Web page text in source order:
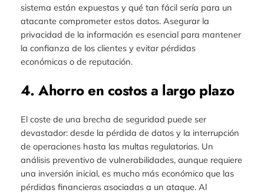
sistema están expuestas y qué tan fácil sería para un
atacante comprometer estos datos. Asegurar la
privacidad de la información es esencial para mantener
la confianza de los clientes y evitar pérdidas
económicas o de reputación.
4. Ahorro en costos a largo plazo
El coste de una brecha de seguridad puede ser
devastador: desde la pérdida de datos y la interrupción
de operaciones hasta las multas regulatorias. Un
análisis preventivo de vulnerabilidades, aunque requiere
una inversión inicial, es mucho más económico que las
pérdidas financieras asociadas a un ataque. Al